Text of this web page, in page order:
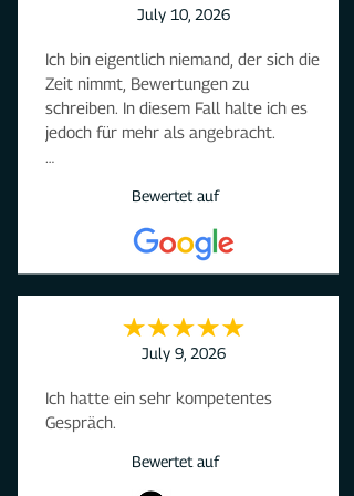
July 10, 2026
Ich bin eigentlich niemand, der sich die
Zeit nimmt, Bewertungen zu
schreiben. In diesem Fall halte ich es
jedoch für mehr als angebracht.
meine noch nicht einmal in Betrieb
genommene Wallbox leider
unbrauchbar gemacht. Nach einem
Support-Ticket wurde mir eine
äußerst kulante und
kundenfreundliche Lösung angeboten
– etwas, das ich so in der heutigen
jemals, erlebt habe.
Sicht, wenn man ein Produkt kauft:
Bewertet auf
July 9, 2026
Ich hatte ein sehr kompetentes
Gespräch.
Bewertet auf